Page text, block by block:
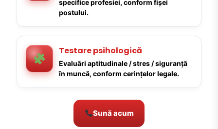
specifice profesiei, conform fișei
postului.
Testare psihologică
Evaluări aptitudinale / stres / siguranță
în muncă, conform cerințelor legale.
Sună acum